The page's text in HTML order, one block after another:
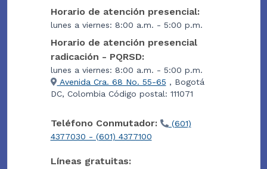
Horario de atención presencial:
lunes a viernes: 8:00 a.m. - 5:00 p.m.
Horario de atención presencial
radicación - PQRSD:
lunes a viernes: 8:00 a.m. - 5:00 p.m.
Avenida Cra. 68 No. 55-65 , Bogotá
DC, Colombia Código postal: 111071
Teléfono Conmutador:
(601)
4377030 - (601) 4377100
Líneas gratuitas: